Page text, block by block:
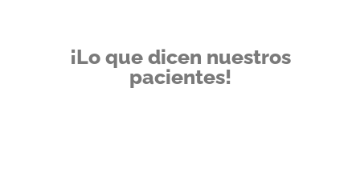
¡Lo que dicen nuestros
pacientes!